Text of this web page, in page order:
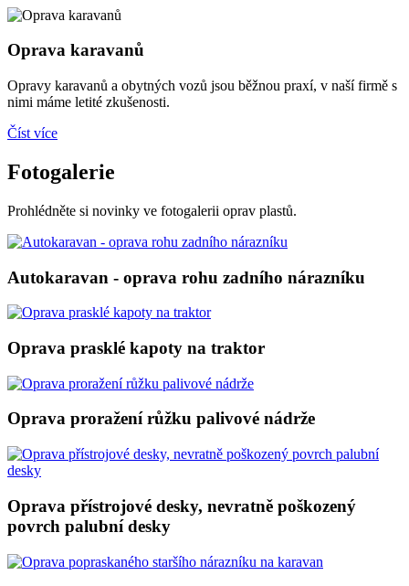
Oprava karavanů
Opravy karavanů a obytných vozů jsou běžnou praxí, v naší firmě s
nimi máme letité zkušenosti.
Číst více
Fotogalerie
Prohlédněte si novinky ve fotogalerii oprav plastů.
Autokaravan - oprava rohu zadního nárazníku
Oprava prasklé kapoty na traktor
Oprava proražení růžku palivové nádrže
Oprava přístrojové desky, nevratně poškozený
povrch palubní desky